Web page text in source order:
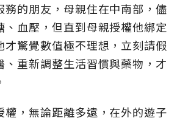
務的朋友，母親住在中南部，儘
、血壓，但直到母親授權他綁定
才驚覺數值極不理想，立刻請假
、重新調整生活習慣與藥物，才
權，無論距離多遠，在外的遊子